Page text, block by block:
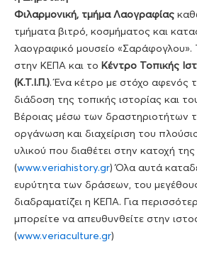
Φιλαρμονική, τμήμα Λαογραφίας
τμήματα βιτρό, κοσμήματος και
λαογραφικό μουσείο «Σαράφογλου».
στην ΚΕΠΑ και το Κέντρο Τοπικής
(Κ.Τ.Ι.Π.). Ένα κέτρο με στόχο αφενός
διάδοση της τοπικής ιστορίας και
Βέροιας μέσω των δραστηριοτήτων
οργάνωση και διαχείριση του
υλικού που διαθέτει στην κατοχή
(www.veriahistory.gr) Όλα αυτά
ευρύτητα των δράσεων, του
διαδραματίζει η ΚΕΠΑ. Για
μπορείτe να απευθυνθείτε στην
(www.veriaculture.gr)